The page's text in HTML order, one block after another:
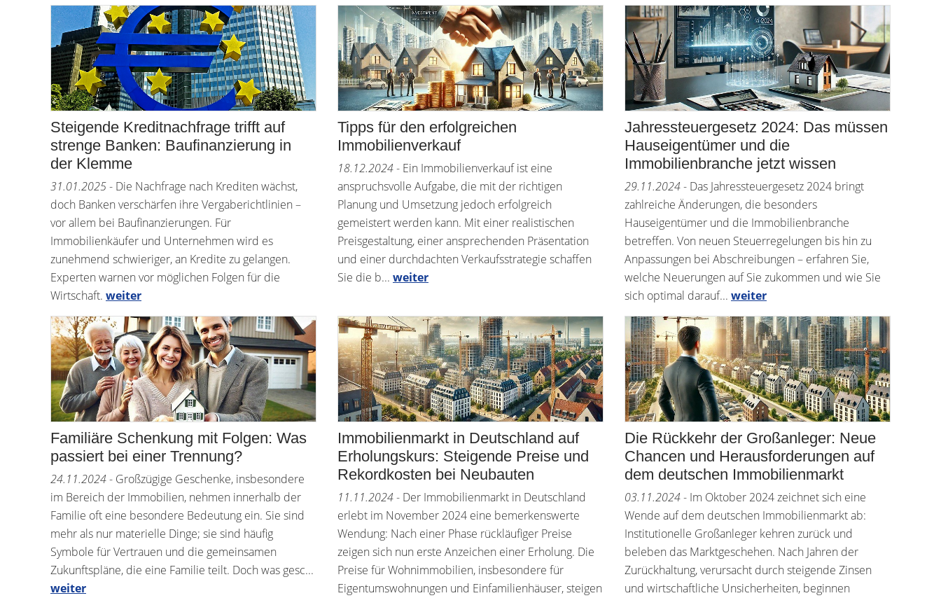
Steigende Kreditnachfrage trifft auf
strenge Banken: Baufinanzierung in
der Klemme
31.01.2025- Die Nachfrage nach Krediten wächst,
doch Banken verschärfen ihre Vergaberichtlinien –
vor allem bei Baufinanzierungen. Für
Immobilienkäufer und Unternehmen wird es
zunehmend schwieriger, an Kredite zu gelangen.
Experten warnen vor möglichen Folgen für die
Wirtschaft. weiter
Tipps für den erfolgreichen
Immobilienverkauf
18.12.2024- Ein Immobilienverkauf ist eine
anspruchsvolle Aufgabe, die mit der richtigen
Planung und Umsetzung jedoch erfolgreich
gemeistert werden kann. Mit einer realistischen
Preisgestaltung, einer ansprechenden Präsentation
und einer durchdachten Verkaufsstrategie schaffen
Sie die b... weiter
Jahressteuergesetz 2024: Das müssen
Hauseigentümer und die
Immobilienbranche jetzt wissen
29.11.2024- Das Jahressteuergesetz 2024 bringt
zahlreiche Änderungen, die besonders
Hauseigentümer und die Immobilienbranche
betreffen. Von neuen Steuerregelungen bis hin zu
Anpassungen bei Abschreibungen – erfahren Sie,
welche Neuerungen auf Sie zukommen und wie Sie
sich optimal darauf... weiter
Familiäre Schenkung mit Folgen: Was
passiert bei einer Trennung?
24.11.2024- Großzügige Geschenke, insbesondere
im Bereich der Immobilien, nehmen innerhalb der
Familie oft eine besondere Bedeutung ein. Sie sind
mehr als nur materielle Dinge; sie sind häufig
Symbole für Vertrauen und die gemeinsamen
Zukunftspläne, die eine Familie teilt. Doch was gesc...
weiter
Immobilienmarkt in Deutschland auf
Erholungskurs: Steigende Preise und
Rekordkosten bei Neubauten
11.11.2024- Der Immobilienmarkt in Deutschland
erlebt im November 2024 eine bemerkenswerte
Wendung: Nach einer Phase rückläufiger Preise
zeigen sich nun erste Anzeichen einer Erholung. Die
Preise für Wohnimmobilien, insbesondere für
Eigentumswohnungen und Einfamilienhäuser, steigen
Die Rückkehr der Großanleger: Neue
Chancen und Herausforderungen auf
dem deutschen Immobilienmarkt
03.11.2024- Im Oktober 2024 zeichnet sich eine
Wende auf dem deutschen Immobilienmarkt ab:
Institutionelle Großanleger kehren zurück und
beleben das Marktgeschehen. Nach Jahren der
Zurückhaltung, verursacht durch steigende Zinsen
und wirtschaftliche Unsicherheiten, beginnen